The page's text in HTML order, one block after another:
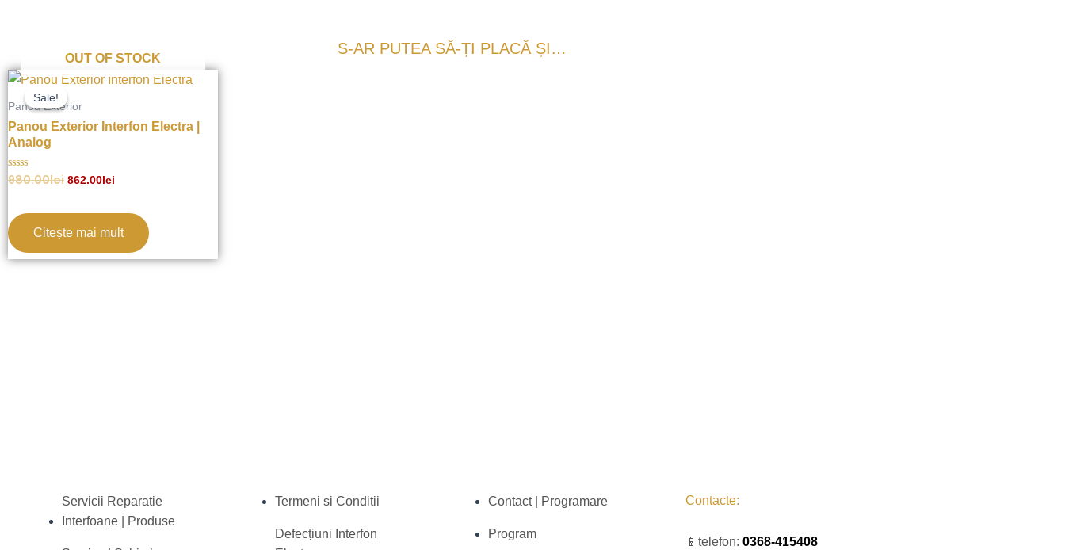
S-AR PUTEA SĂ-ȚI PLACĂ ȘI…
Sale!
OUT OF STOCK
Sale!
Panou Exterior
Panou Exterior Interfon Electra |
Analog
Evaluat
5
980.00lei
Prețul
a
fost:
980.00lei.
862.00lei
Prețul
862.00lei.
Citește mai mult
Servicii Reparatie
Interfoane | Produse
Termeni si Conditii
Defecțiuni Interfon
Contact | Programare
Program
Contacte:
📱telefon:0368-415408